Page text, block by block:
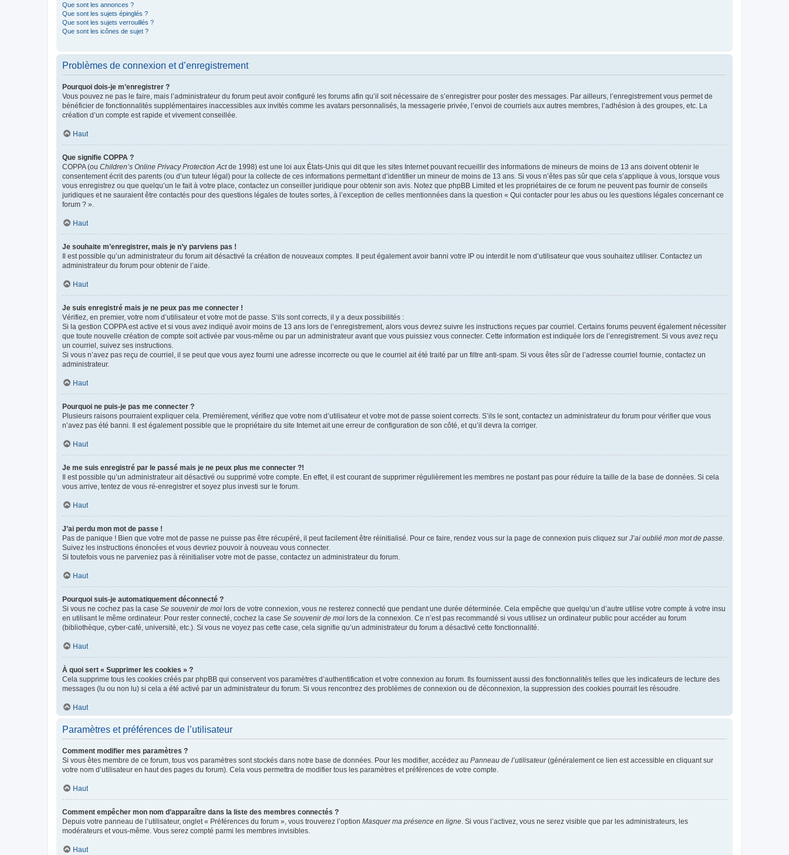
Que sont les annonces ?
Que sont les sujets épinglés ?
Que sont les sujets verrouillés ?
Que sont les icônes de sujet ?
Problèmes de connexion et d’enregistrement
Pourquoi dois-je m’enregistrer ?
Vous pouvez ne pas le faire, mais l’administrateur du forum peut avoir configuré les forums afin qu’il soit nécessaire de s’enregistrer pour poster des messages. Par ailleurs, l’enregistrement vous permet de
bénéficier de fonctionnalités supplémentaires inaccessibles aux invités comme les avatars personnalisés, la messagerie privée, l’envoi de courriels aux autres membres, l’adhésion à des groupes, etc. La
création d’un compte est rapide et vivement conseillée.
Haut
Que signifie COPPA ?
COPPA (ou Children’s Online Privacy Protection Actde 1998) est une loi aux États-Unis qui dit que les sites Internet pouvant recueillir des informations de mineurs de moins de 13 ans doivent obtenir le
consentement écrit des parents (ou d’un tuteur légal) pour la collecte de ces informations permettant d’identifier un mineur de moins de 13 ans. Si vous n’êtes pas sûr que cela s’applique à vous, lorsque vous
vous enregistrez ou que quelqu’un le fait à votre place, contactez un conseiller juridique pour obtenir son avis. Notez que phpBB Limited et les propriétaires de ce forum ne peuvent pas fournir de conseils
juridiques et ne sauraient être contactés pour des questions légales de toutes sortes, à l’exception de celles mentionnées dans la question « Qui contacter pour les abus ou les questions légales concernant ce
forum ? ».
Haut
Je souhaite m’enregistrer, mais je n’y parviens pas !
Il est possible qu’un administrateur du forum ait désactivé la création de nouveaux comptes. Il peut également avoir banni votre IP ou interdit le nom d’utilisateur que vous souhaitez utiliser. Contactez un
administrateur du forum pour obtenir de l’aide.
Haut
Je suis enregistré mais je ne peux pas me connecter !
Vérifiez, en premier, votre nom d’utilisateur et votre mot de passe. S’ils sont corrects, il y a deux possibilités :
Si la gestion COPPA est active et si vous avez indiqué avoir moins de 13 ans lors de l’enregistrement, alors vous devrez suivre les instructions reçues par courriel. Certains forums peuvent également nécessiter
que toute nouvelle création de compte soit activée par vous-même ou par un administrateur avant que vous puissiez vous connecter. Cette information est indiquée lors de l’enregistrement. Si vous avez reçu
un courriel, suivez ses instructions.
Si vous n’avez pas reçu de courriel, il se peut que vous ayez fourni une adresse incorrecte ou que le courriel ait été traité par un filtre anti-spam. Si vous êtes sûr de l’adresse courriel fournie, contactez un
administrateur.
Haut
Pourquoi ne puis-je pas me connecter ?
Plusieurs raisons pourraient expliquer cela. Premièrement, vérifiez que votre nom d’utilisateur et votre mot de passe soient corrects. S’ils le sont, contactez un administrateur du forum pour vérifier que vous
n’avez pas été banni. Il est également possible que le propriétaire du site Internet ait une erreur de configuration de son côté, et qu’il devra la corriger.
Haut
Je me suis enregistré par le passé mais je ne peux plus me connecter ?!
Il est possible qu’un administrateur ait désactivé ou supprimé votre compte. En effet, il est courant de supprimer régulièrement les membres ne postant pas pour réduire la taille de la base de données. Si cela
vous arrive, tentez de vous ré-enregistrer et soyez plus investi sur le forum.
Haut
J’ai perdu mon mot de passe !
Pas de panique ! Bien que votre mot de passe ne puisse pas être récupéré, il peut facilement être réinitialisé. Pour ce faire, rendez vous sur la page de connexion puis cliquez sur J’ai oublié mon mot de passe.
Suivez les instructions énoncées et vous devriez pouvoir à nouveau vous connecter.
Si toutefois vous ne parveniez pas à réinitialiser votre mot de passe, contactez un administrateur du forum.
Haut
Pourquoi suis-je automatiquement déconnecté ?
Si vous ne cochez pas la case Se souvenir de moi lors de votre connexion, vous ne resterez connecté que pendant une durée déterminée. Cela empêche que quelqu’un d’autre utilise votre compte à votre insu
en utilisant le même ordinateur. Pour rester connecté, cochez la case Se souvenir de moi lors de la connexion. Ce n’est pas recommandé si vous utilisez un ordinateur public pour accéder au forum
(bibliothèque, cyber-café, université, etc.). Si vous ne voyez pas cette case, cela signifie qu’un administrateur du forum a désactivé cette fonctionnalité.
Haut
À quoi sert « Supprimer les cookies » ?
Cela supprime tous les cookies créés par phpBB qui conservent vos paramètres d’authentification et votre connexion au forum. Ils fournissent aussi des fonctionnalités telles que les indicateurs de lecture des
messages (lu ou non lu) si cela a été activé par un administrateur du forum. Si vous rencontrez des problèmes de connexion ou de déconnexion, la suppression des cookies pourrait les résoudre.
Haut
Paramètres et préférences de l’utilisateur
Comment modifier mes paramètres ?
Si vous êtes membre de ce forum, tous vos paramètres sont stockés dans notre base de données. Pour les modifier, accédez au Panneau de l’utilisateur(généralement ce lien est accessible en cliquant sur
votre nom d’utilisateur en haut des pages du forum). Cela vous permettra de modifier tous les paramètres et préférences de votre compte.
Haut
Comment empêcher mon nom d’apparaître dans la liste des membres connectés ?
Depuis votre panneau de l’utilisateur, onglet « Préférences du forum », vous trouverez l’option Masquer ma présence en ligne. Si vous l’activez, vous ne serez visible que par les administrateurs, les
modérateurs et vous-même. Vous serez compté parmi les membres invisibles.
Haut